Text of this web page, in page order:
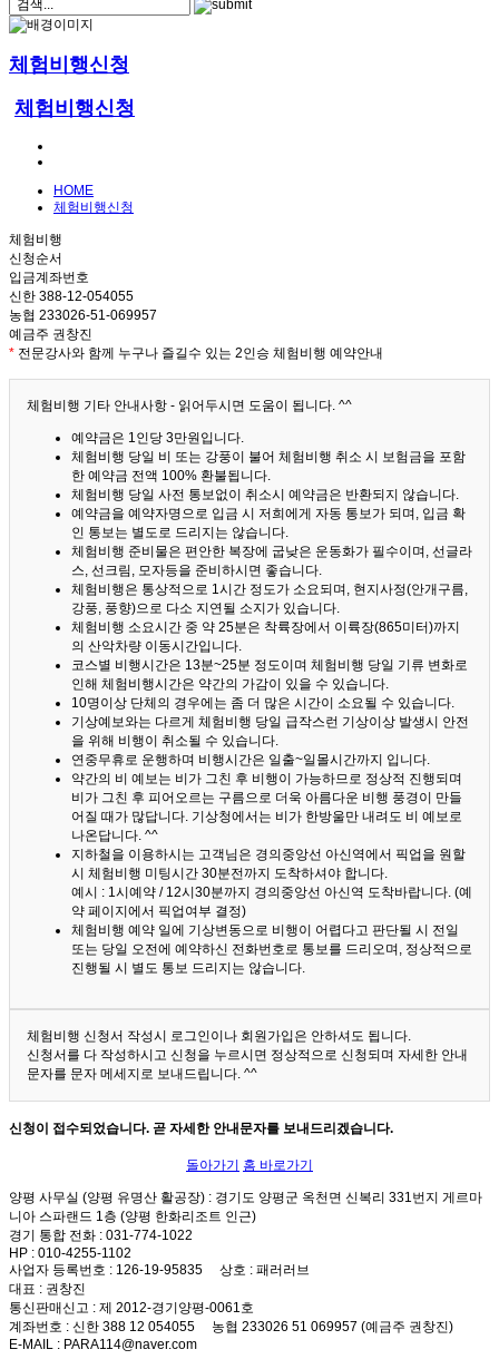
체험비행신청
체험비행신청
HOME
체험비행신청
체험비행
신청순서
입금계좌번호
신한 388-12-054055
농협 233026-51-069957
예금주 권창진
* 전문강사와 함께 누구나 즐길수 있는 2인승 체험비행 예약안내
체험비행 기타 안내사항 - 읽어두시면 도움이 됩니다. ^^
예약금은 1인당 3만원입니다.
체험비행 당일 비 또는 강풍이 불어 체험비행 취소 시 보험금을 포함
한 예약금 전액 100% 환불됩니다.
체험비행 당일 사전 통보없이 취소시 예약금은 반환되지 않습니다.
예약금을 예약자명으로 입금 시 저희에게 자동 통보가 되며, 입금 확
인 통보는 별도로 드리지는 않습니다.
체험비행 준비물은 편안한 복장에 굽낮은 운동화가 필수이며, 선글라
스, 선크림, 모자등을 준비하시면 좋습니다.
체험비행은 통상적으로 1시간 정도가 소요되며, 현지사정(안개구름,
강풍, 풍향)으로 다소 지연될 소지가 있습니다.
체험비행 소요시간 중 약 25분은 착륙장에서 이륙장(865미터)까지
의 산악차량 이동시간입니다.
코스별 비행시간은 13분~25분 정도이며 체험비행 당일 기류 변화로
인해 체험비행시간은 약간의 가감이 있을 수 있습니다.
10명이상 단체의 경우에는 좀 더 많은 시간이 소요될 수 있습니다.
기상예보와는 다르게 체험비행 당일 급작스런 기상이상 발생시 안전
을 위해 비행이 취소될 수 있습니다.
연중무휴로 운행하며 비행시간은 일출~일몰시간까지 입니다.
약간의 비 예보는 비가 그친 후 비행이 가능하므로 정상적 진행되며
비가 그친 후 피어오르는 구름으로 더욱 아름다운 비행 풍경이 만들
어질 때가 많답니다. 기상청에서는 비가 한방울만 내려도 비 예보로
나온답니다. ^^
지하철을 이용하시는 고객님은 경의중앙선 아신역에서 픽업을 원할
시 체험비행 미팅시간 30분전까지 도착하셔야 합니다.
예시 : 1시예약 / 12시30분까지 경의중앙선 아신역 도착바랍니다. (예
약 페이지에서 픽업여부 결정)
체험비행 예약 일에 기상변동으로 비행이 어렵다고 판단될 시 전일
또는 당일 오전에 예약하신 전화번호로 통보를 드리오며, 정상적으로
진행될 시 별도 통보 드리지는 않습니다.
체험비행 신청서 작성시 로그인이나 회원가입은 안하셔도 됩니다.
신청서를 다 작성하시고 신청을 누르시면 정상적으로 신청되며 자세한 안내
문자를 문자 메세지로 보내드립니다. ^^
신청이 접수되었습니다. 곧 자세한 안내문자를 보내드리겠습니다.
돌아가기 홈 바로가기
양평 사무실 (양평 유명산 활공장) : 경기도 양평군 옥천면 신복리 331번지 게르마
니아 스파랜드 1층 (양평 한화리조트 인근)
경기 통합 전화 : 031-774-1022
HP : 010-4255-1102
사업자 등록번호 : 126-19-95835 상호 : 패러러브
대표 : 권창진
통신판매신고 : 제 2012-경기양평-0061호
계좌번호 : 신한 388 12 054055 농협 233026 51 069957 (예금주 권창진)
E-MAIL : PARA114@naver.com